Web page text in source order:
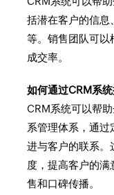
括潜在客户的信息
等。销售团队可以
成交率。
如何通过CRM系
CRM系统可以帮
系管理体系，通
进与客户的联系。
度，提高客户的
售和口碑传播。